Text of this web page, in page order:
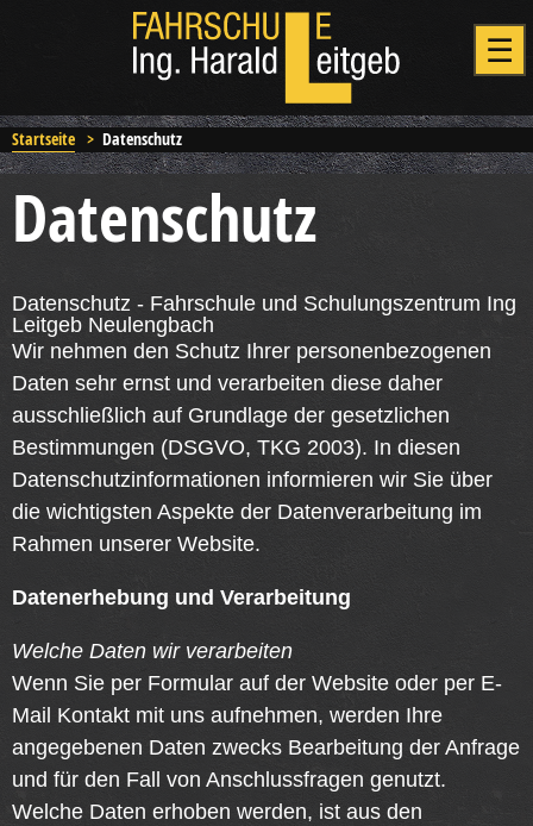
Startseite > Datenschutz
Datenschutz
Datenschutz - Fahrschule und Schulungszentrum Ing
Leitgeb Neulengbach
Wir nehmen den Schutz Ihrer personenbezogenen
Daten sehr ernst und verarbeiten diese daher
ausschließlich auf Grundlage der gesetzlichen
Bestimmungen (DSGVO, TKG 2003). In diesen
Datenschutzinformationen informieren wir Sie über
die wichtigsten Aspekte der Datenverarbeitung im
Rahmen unserer Website.
Datenerhebung und Verarbeitung
Welche Daten wir verarbeiten
Wenn Sie per Formular auf der Website oder per E-
Mail Kontakt mit uns aufnehmen, werden Ihre
angegebenen Daten zwecks Bearbeitung der Anfrage
und für den Fall von Anschlussfragen genutzt.
Welche Daten erhoben werden, ist aus den